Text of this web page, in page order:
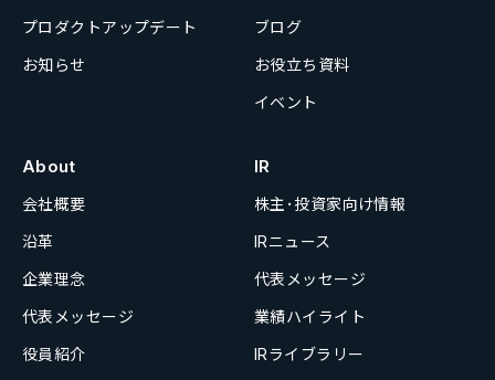
プロダクトアップデート
お知らせ
ブログ
お役立ち資料
イベント
About
会社概要
沿革
企業理念
代表メッセージ
役員紹介
IR
株主･投資家向け情報
IRニュース
代表メッセージ
業績ハイライト
IRライブラリー